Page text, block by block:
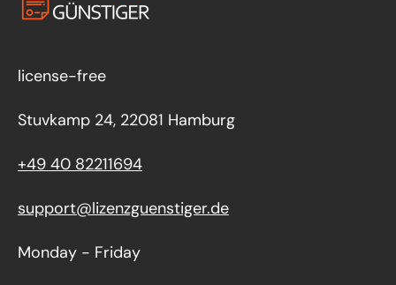
license-free
Stuvkamp 24, 22081 Hamburg
+49 40 82211694
support@lizenzguenstiger.de
Monday - Friday